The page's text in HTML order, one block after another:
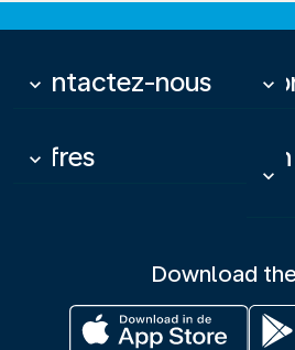
Contactez-nous
keyboard_arrow_down À
keyboard_arrow_down
Offres
keyboard_arrow_down
keyboard_arrow_down
Download